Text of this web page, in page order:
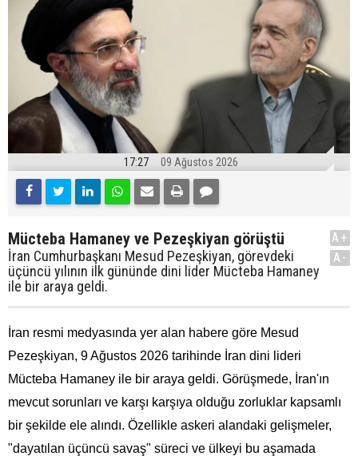
17:27 09 Ağustos 2026
Mücteba Hamaney ve Pezeşkiyan görüştü
İran Cumhurbaşkanı Mesud Pezeşkiyan, görevdeki
üçüncü yılının ilk gününde dini lider Mücteba Hamaney
ile bir araya geldi.
A+
A-
İran resmi medyasında yer alan habere göre Mesud
Pezeşkiyan, 9 Ağustos 2026 tarihinde İran dini lideri
Mücteba Hamaney ile bir araya geldi. Görüşmede, İran'ın
mevcut sorunları ve karşı karşıya olduğu zorluklar kapsamlı
bir şekilde ele alındı. Özellikle askeri alandaki gelişmeler,
"dayatılan üçüncü savaş" süreci ve ülkeyi bu aşamada